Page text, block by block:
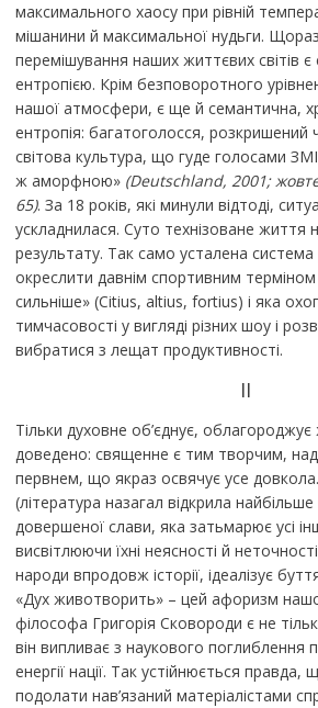
максимального хаосу при рівній
мішанини й максимальної нудьги.
перемішування наших життєвих світів
ентропією. Крім безповоротного
нашої атмосфери, є ще й семантична,
ентропія: багатоголосся, розкришений
світова культура, що гуде голосами
ж аморфною»(Deutschland, 2001;
65). За 18 років, які минули відтоді,
ускладнилася. Суто технізоване
результату. Так само усталена
окреслити давнім спортивним
сильніше» (Citius, altius, fortius) і яка
тимчасовості у вигляді різних шоу і
вибратися з лещат продуктивності.
II
Тільки духовне об’єднує,
доведено: священне є тим творчим,
первнем, що якраз освячує усе
(література назагал відкрила найбільше
довершеної слави, яка затьмарює усі
висвітлюючи їхні неясності й
народи впродовж історії, ідеалізує
«Дух животворить» – цей афоризм
філософа Григорія Сковороди є не
він випливає з наукового поглиблення
енергії нації. Так устійнюється
подолати нав’язаний матеріалістами